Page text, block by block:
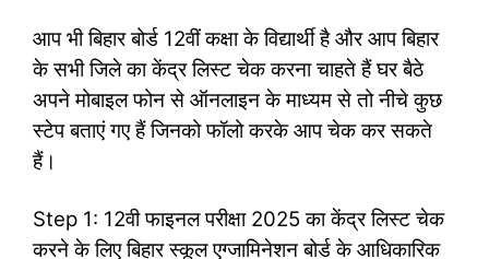
आप भी बिहार बोर्ड 12वीं कक्षा के विद्यार्थी है और आप बिहार
के सभी जिले का केंद्र लिस्ट चेक करना चाहते हैं घर बैठे
अपने मोबाइल फोन से ऑनलाइन के माध्यम से तो नीचे कुछ
स्टेप बताएं गए हैं जिनको फॉलो करके आप चेक कर सकते
हैं।
Step 1: 12वी फाइनल परीक्षा 2025 का केंद्र लिस्ट चेक
करने के लिए बिहार स्कूल एग्जामिनेशन बोर्ड के आधिकारिक